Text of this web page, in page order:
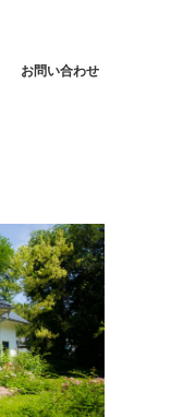
お問い合わせ